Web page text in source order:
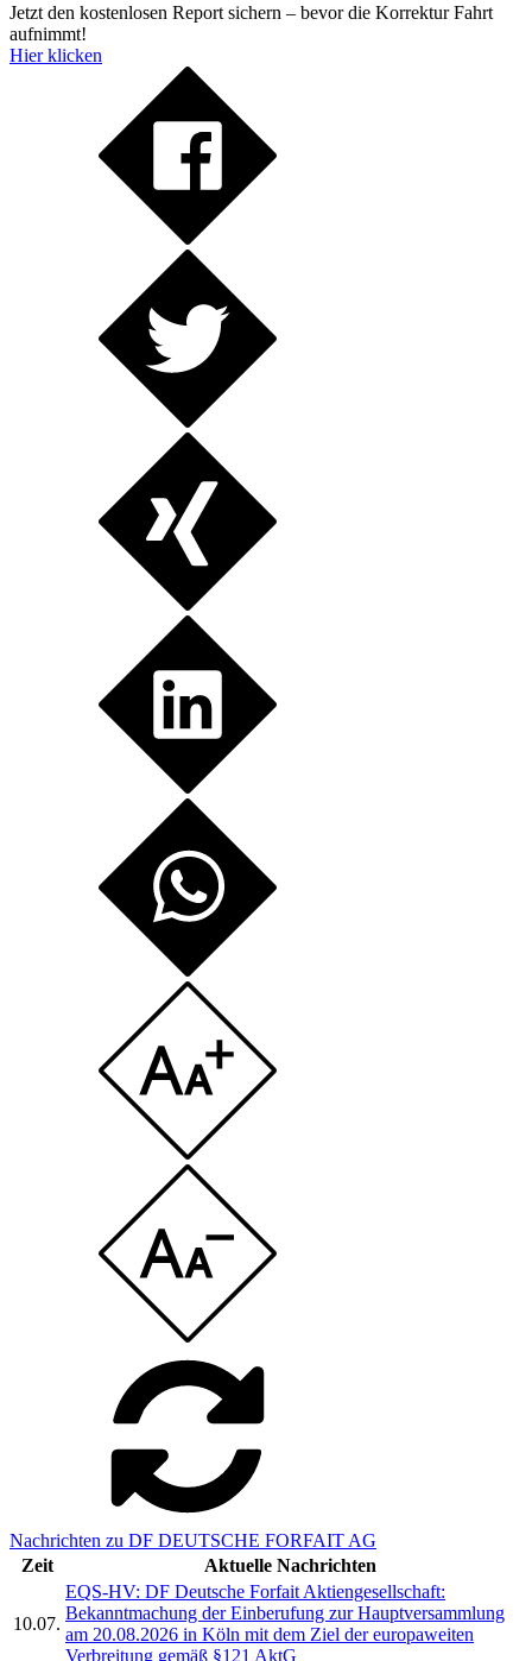
Jetzt den kostenlosen Report sichern – bevor die Korrektur Fahrt
aufnimmt!
Hier klicken
Nachrichten zu DF DEUTSCHE FORFAIT AG
Zeit
Aktuelle Nachrichten
10.07.
EQS-HV: DF Deutsche Forfait Aktiengesellschaft:
Bekanntmachung der Einberufung zur Hauptversammlung
am 20.08.2026 in Köln mit dem Ziel der europaweiten
Verbreitung gemäß §121 AktG